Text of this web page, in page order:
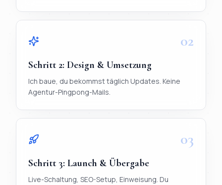
02
Schritt 2: Design & Umsetzung
Ich baue, du bekommst täglich Updates. Keine
Agentur-Pingpong-Mails.
03
Schritt 3: Launch & Übergabe
Live-Schaltung, SEO-Setup, Einweisung. Du